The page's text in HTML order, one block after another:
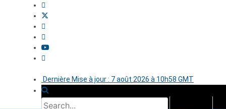
Dernière Mise à jour : 7 août 2026 à 10h58 GMT